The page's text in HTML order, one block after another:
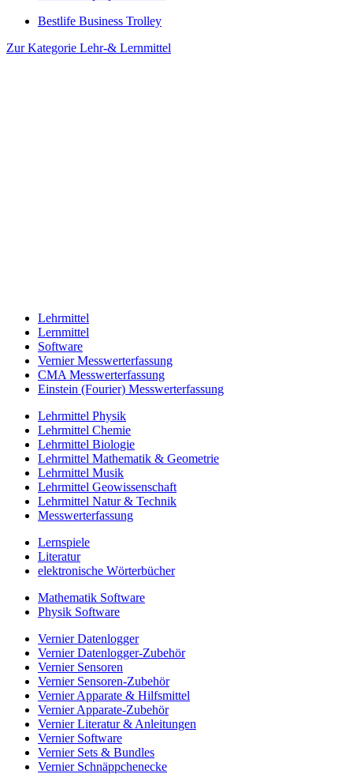
Bestlife Business Trolley
Zur Kategorie Lehr-& Lernmittel
Lehrmittel
Lernmittel
Software
Vernier Messwerterfassung
CMA Messwerterfassung
Einstein (Fourier) Messwerterfassung
Lehrmittel Physik
Lehrmittel Chemie
Lehrmittel Biologie
Lehrmittel Mathematik & Geometrie
Lehrmittel Musik
Lehrmittel Geowissenschaft
Lehrmittel Natur & Technik
Messwerterfassung
Lernspiele
Literatur
elektronische Wörterbücher
Mathematik Software
Physik Software
Vernier Datenlogger
Vernier Datenlogger-Zubehör
Vernier Sensoren
Vernier Sensoren-Zubehör
Vernier Apparate & Hilfsmittel
Vernier Apparate-Zubehör
Vernier Literatur & Anleitungen
Vernier Software
Vernier Sets & Bundles
Vernier Schnäppchenecke